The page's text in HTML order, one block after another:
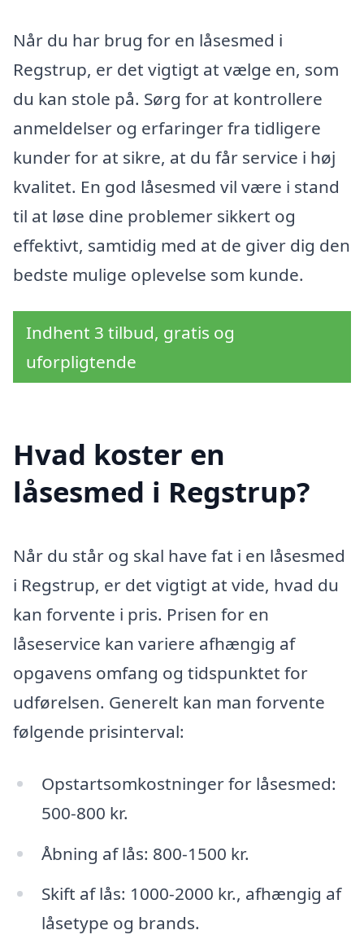
Når du har brug for en låsesmed i
Regstrup, er det vigtigt at vælge en, som
du kan stole på. Sørg for at kontrollere
anmeldelser og erfaringer fra tidligere
kunder for at sikre, at du får service i høj
kvalitet. En god låsesmed vil være i stand
til at løse dine problemer sikkert og
effektivt, samtidig med at de giver dig den
bedste mulige oplevelse som kunde.
Indhent 3 tilbud, gratis og
uforpligtende
Hvad koster en
låsesmed i Regstrup?
Når du står og skal have fat i en låsesmed
i Regstrup, er det vigtigt at vide, hvad du
kan forvente i pris. Prisen for en
låseservice kan variere afhængig af
opgavens omfang og tidspunktet for
udførelsen. Generelt kan man forvente
følgende prisinterval:
Opstartsomkostninger for låsesmed:
500-800 kr.
Åbning af lås: 800-1500 kr.
Skift af lås: 1000-2000 kr., afhængig af
låsetype og brands.